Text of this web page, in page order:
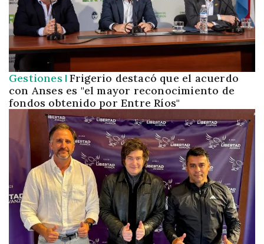
Gestiones Frigerio destacó que el acuerdo
con Anses es "el mayor reconocimiento de
fondos obtenido por Entre Ríos"